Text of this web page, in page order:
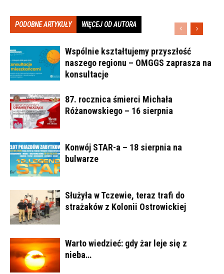
PODOBNE ARTYKUŁY WIĘCEJ OD AUTORA
Wspólnie kształtujemy przyszłość
naszego regionu – OMGGS zaprasza na
konsultacje
87. rocznica śmierci Michała
Różanowskiego – 16 sierpnia
Konwój STAR-a – 18 sierpnia na
bulwarze
Służyła w Tczewie, teraz trafi do
strażaków z Kolonii Ostrowickiej
Warto wiedzieć: gdy żar leje się z
nieba…